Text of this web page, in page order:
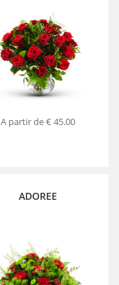
A partir de€ 45.00
ADOREE